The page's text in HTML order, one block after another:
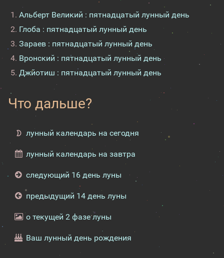
Альберт Великий : пятнадцатый лунный день
Глоба : пятнадцатый лунный день
Зараев : пятнадцатый лунный день
Вронский : пятнадцатый лунный день
Джйотиш : пятнадцатый лунный день
Что дальше?
лунный календарь на сегодня
лунный календарь на завтра
следующий 16 день луны
предыдущий 14 день луны
о текущей 2 фазе луны
Ваш лунный день рождения